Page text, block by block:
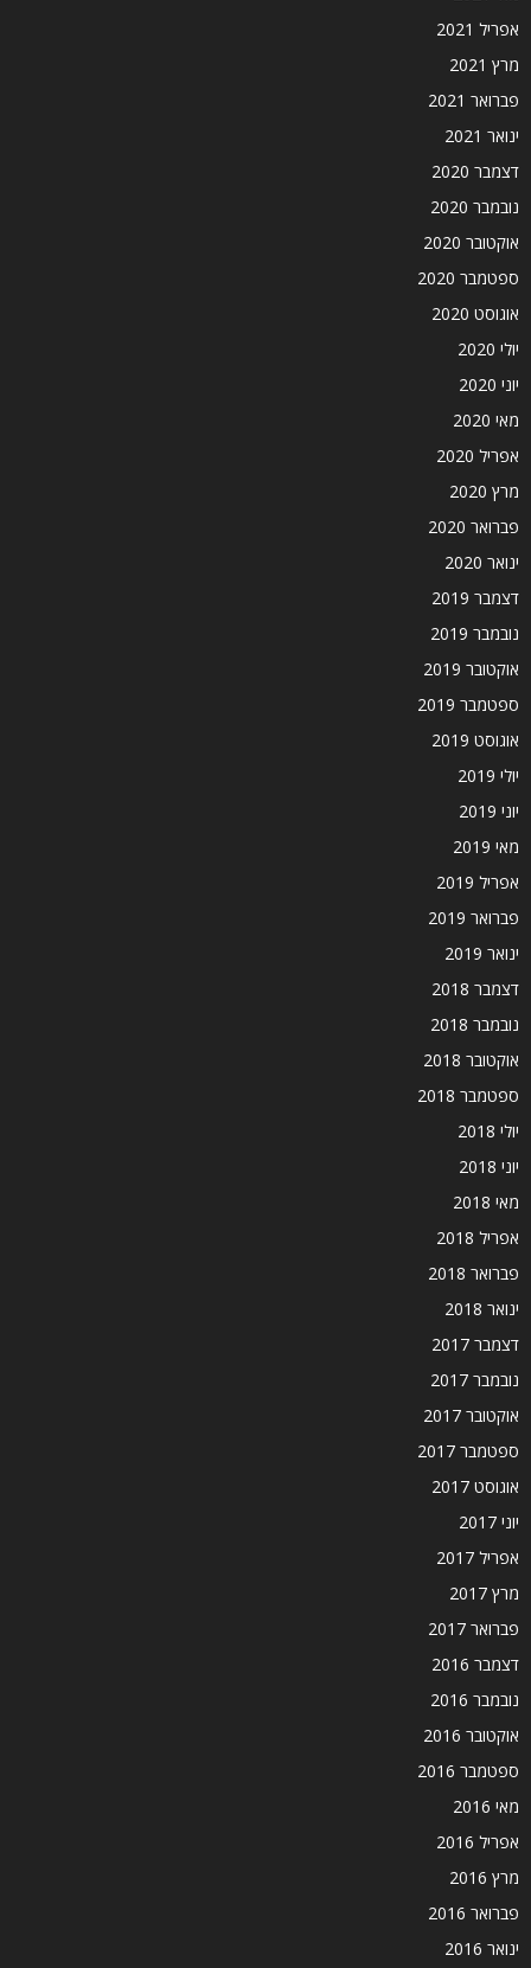
אפריל 2021
מרץ 2021
פברואר 2021
ינואר 2021
דצמבר 2020
נובמבר 2020
אוקטובר 2020
ספטמבר 2020
אוגוסט 2020
יולי 2020
יוני 2020
מאי 2020
אפריל 2020
מרץ 2020
פברואר 2020
ינואר 2020
דצמבר 2019
נובמבר 2019
אוקטובר 2019
ספטמבר 2019
אוגוסט 2019
יולי 2019
יוני 2019
מאי 2019
אפריל 2019
פברואר 2019
ינואר 2019
דצמבר 2018
נובמבר 2018
אוקטובר 2018
ספטמבר 2018
יולי 2018
יוני 2018
מאי 2018
אפריל 2018
פברואר 2018
ינואר 2018
דצמבר 2017
נובמבר 2017
אוקטובר 2017
ספטמבר 2017
אוגוסט 2017
יוני 2017
אפריל 2017
מרץ 2017
פברואר 2017
דצמבר 2016
נובמבר 2016
אוקטובר 2016
ספטמבר 2016
מאי 2016
אפריל 2016
מרץ 2016
פברואר 2016
ינואר 2016